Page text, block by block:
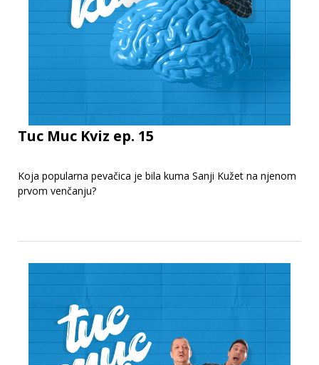
Tuc Muc Kviz ep. 15
Koja popularna pevačica je bila kuma Sanji Kužet na njenom
prvom venčanju?